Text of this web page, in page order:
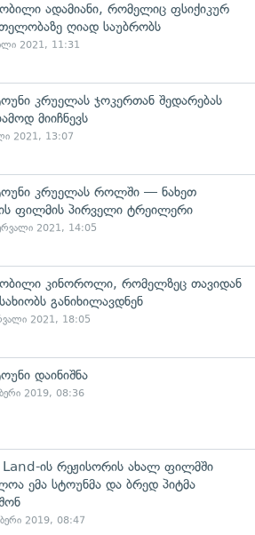
ადამიანი, რომელიც ფსიქიკურ
ღიად საუბრობს
2021, 11:31
კრუელას ჯოკერთან შედარებას
მიიჩნევს
2021, 13:07
კრუელას როლში — ნახეთ
ფილმის პირველი ტრეილერი
2021, 14:05
კინოროლი, რომელზეც თავიდან
განიხილავდნენ
2021, 18:05
დაინიშნა
2019, 08:36
ის რეჟისორის ახალ ფილმში
ემა სტოუნმა და ბრედ პიტმა
2019, 08:47